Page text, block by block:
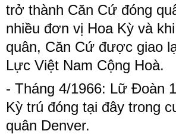
trở thành Căn Cứ đóng
nhiều đơn vị Hoa Kỳ và
quân, Căn Cứ được giao
Lực Việt Nam Cộng Hoà.
- Tháng 4/1966: Lữ Đoàn
Kỳ trú đóng tại đây trong
quân Denver.